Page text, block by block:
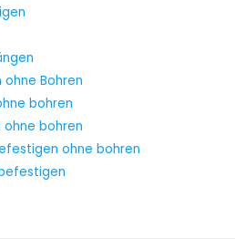
Bohren
bohren
ohne bohren
ohne bohren